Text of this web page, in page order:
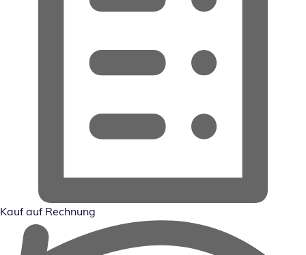
Kauf auf Rechnung